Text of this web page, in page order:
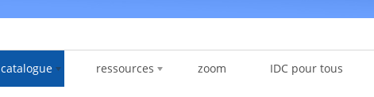
catalogue ressources zoom IDC pour tous